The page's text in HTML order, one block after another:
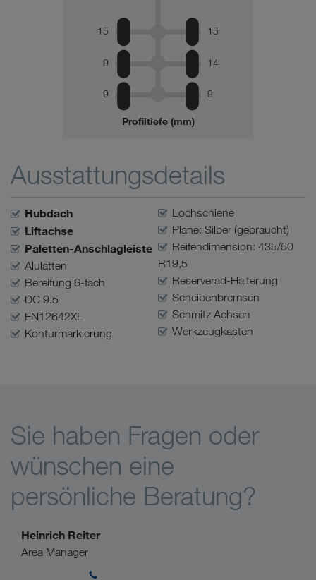
15 15
9 9
9 14
Profiltiefe (mm)
Ausstattungsdetails
Hubdach
Liftachse
Paletten-Anschlagleiste
Alulatten
Bereifung 6-fach
DC 9.5
EN12642XL
Konturmarkierung
Lochschiene
Plane: Silber (gebraucht)
Reifendimension: 435/50
R19,5
Reserverad-Halterung
Scheibenbremsen
Schmitz Achsen
Werkzeugkasten
Sie haben Fragen oder
wünschen eine
persönliche Beratung?
Heinrich Reiter
Area Manager